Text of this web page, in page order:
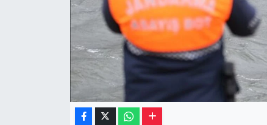
Sinemalar